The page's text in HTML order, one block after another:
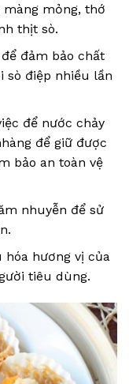
mỏng, thớ
thịt sò.
đảm bảo chất
sò điệp nhiều lần
để nước chảy
để giữ được
bảo an toàn vệ
nhuyễn để sử
hương vị của
tiêu dùng.